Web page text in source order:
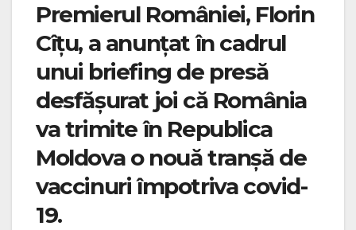
Premierul României, Florin
Cîțu, a anunțat în cadrul
unui briefing de presă
desfășurat joi că România
va trimite în Republica
Moldova o nouă tranșă de
vaccinuri împotriva covid-
19.